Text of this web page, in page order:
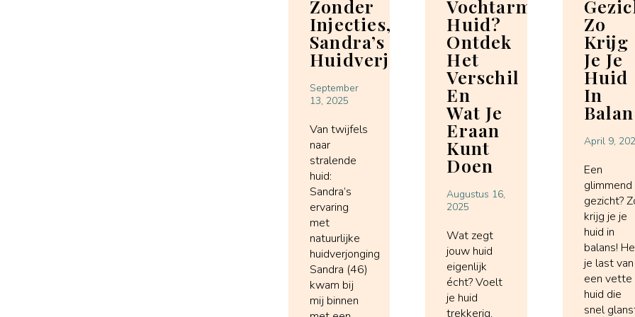
Zonder
Injecties,
Sandra’s
Huidverjongingservaring
September
13, 2025
Van twijfels
naar
stralende
huid:
Sandra’s
ervaring
met
natuurlijke
huidverjonging
Sandra (46)
kwam bij
mij binnen
Vochtarme
Huid?
Ontdek
Het
Verschil
En
Wat Je
Eraan
Kunt
Doen
Augustus 16,
2025
Wat zegt
jouw huid
eigenlijk
écht? Voelt
je huid
trekkerig,
Zo
Krijg
Je Je
Huid
In
April 9,
Een
glimmend
gezicht?
krijg je je
huid in
balans!
je last van
een vette
huid die
snel